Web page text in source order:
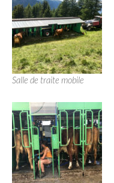
Salle de traite mobile